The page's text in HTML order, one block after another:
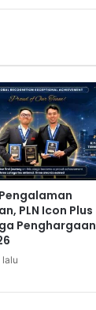
k
o
w
i
T
e
k
e
n
R
U
PLN Icon Plus
Penghargaan
lalu